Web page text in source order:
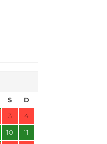
S D
3 4
10 11